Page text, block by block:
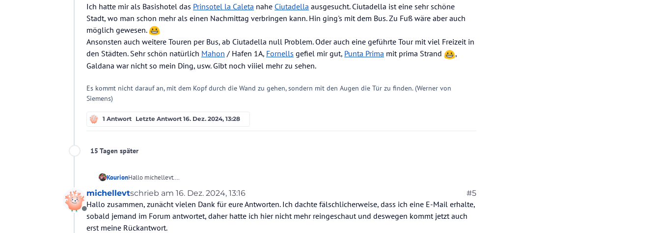
Ich hatte mir als Basishotel das Prinsotel la Caleta nahe Ciutadella ausgesucht. Ciutadella ist eine sehr schöne
Stadt, wo man schon mehr als einen Nachmittag verbringen kann. Hin ging's mit dem Bus. Zu Fuß wäre aber auch
möglich gewesen.
Ansonsten auch weitere Touren per Bus, ab Ciutadella null Problem. Oder auch eine geführte Tour mit viel Freizeit in
den Städten. Sehr schön natürlich Mahon / Hafen 1A, Fornells gefiel mir gut, Punta Prima mit prima Strand
,
Galdana war nicht so mein Ding, usw. Gibt noch viiiel mehr zu sehen.
Es kommt nicht darauf an, mit dem Kopf durch die Wand zu gehen, sondern mit den Augen die Tür zu finden. (Werner von
Siemens)
1 Antwort Letzte Antwort 16. Dez. 2024, 13:28
15 Tagen später
KourionHallo michellevt.
Koffer ? Letztere gibt es ja so einige.
Obwohl... es gibt auch prima Öffi-Verbindungen auf der Insel. Ich war weit überwiegend dort mit den Öffis unterwegs. War voll
ok. Zur Homepage geht's hier entlang -klick
Welche Städte stehen denn auf deinem Programm ?
Offline
michellevtschrieb am 16. Dez. 2024, 13:16
zuletzt editiert von Günter/HolidayCheck #5
Hallo zusammen, zunächt vielen Dank für eure Antworten. Ich dachte fälschlicherweise, dass ich eine E-Mail erhalte,
sobald jemand im Forum antwortet, daher hatte ich hier nicht mehr reingeschaut und deswegen kommt jetzt auch
erst meine Rückantwort.